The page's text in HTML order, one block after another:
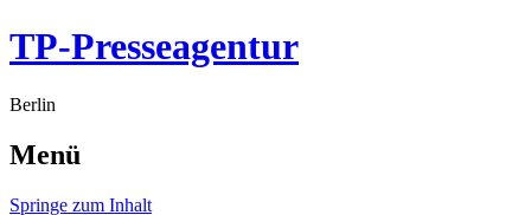
TP-Presseagentur
Berlin
Menü
Springe zum Inhalt